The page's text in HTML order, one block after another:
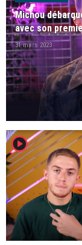
Michou
avec son
31 mars 2023
player2